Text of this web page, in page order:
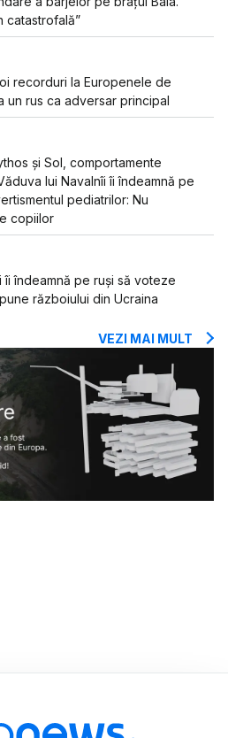
catastrofală”
recorduri la Europenele de
un rus ca adversar principal
și Sol, comportamente
lui Navalnîi îi îndeamnă pe
pediatrilor: Nu
copiilor
îi îndeamnă pe ruși să voteze
războiului din Ucraina
VEZI MAI MULT